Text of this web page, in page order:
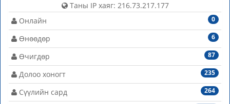
Таны IP хаяг: 216.73.217.177
0
Онлайн
6
Өнөөдөр
87
Өчигдөр
235
Долоо хоногт
264
Сүүлийн сард